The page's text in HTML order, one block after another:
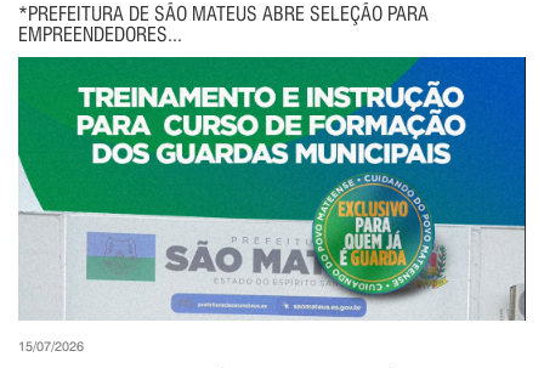
*PREFEITURA DE SÃO MATEUS ABRE SELEÇÃO PARA
EMPREENDEDORES...
15/07/2026